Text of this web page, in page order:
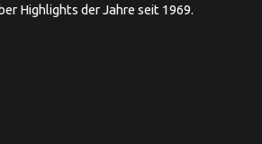
Highlights der Jahre seit 1969.